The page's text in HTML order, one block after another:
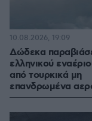
Δώδεκα
ελληνικού
από τουρκικά μη
επανδρωμένα
10.08.2026, 19:09